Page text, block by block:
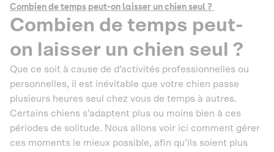
Combien de temps peut-on laisser un chien seul ?
Combien de temps peut-
on laisser un chien seul ?
Que ce soit à cause de d’activités professionnelles ou
personnelles, il est inévitable que votre chien passe
plusieurs heures seul chez vous de temps à autres.
Certains chiens s’adaptent plus ou moins bien à ces
périodes de solitude. Nous allons voir ici comment gérer
ces moments le mieux possible, afin qu’ils soient plus